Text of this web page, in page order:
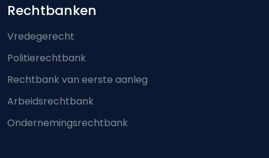
Footer-menu
Rechtbanken
Vredegerecht
Politierechtbank
Rechtbank van eerste aanleg
Arbeidsrechtbank
Ondernemingsrechtbank